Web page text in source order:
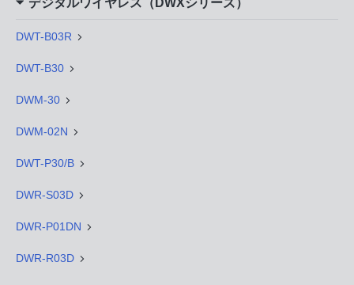
デジタルワイヤレス（DWXシリーズ）
DWT-B03R
DWT-B30
DWM-30
DWM-02N
DWT-P30/B
DWR-S03D
DWR-P01DN
DWR-R03D